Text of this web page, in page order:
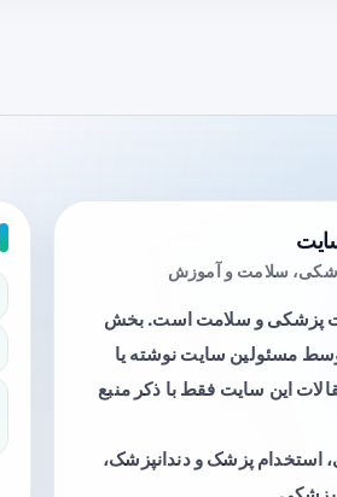
سلامت و آموزش
پزشکی و سلامت است. بخش
مسئولین سایت نوشته یا
این سایت فقط با ذکر منبع
استخدام پزشک و دندانپزشک،